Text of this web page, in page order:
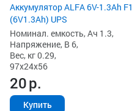
Аккумулятор ALFA 6V-1.3Ah F1
(6V1.3Ah) UPS
Номинал. емкость, Ач 1.3,
Напряжение, В 6,
Вес, кг 0.29,
97x24x56
20р.
Купить